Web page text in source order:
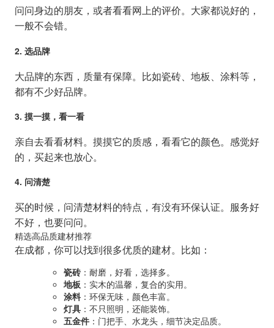
问问身边的朋友，或者看看网上的评价。大家都说好的，
一般不会错。
2. 选品牌
大品牌的东西，质量有保障。比如瓷砖、地板、涂料等，
都有不少好品牌。
3. 摸一摸，看一看
亲自去看看材料。摸摸它的质感，看看它的颜色。感觉好
的，买起来也放心。
4. 问清楚
买的时候，问清楚材料的特点，有没有环保认证。服务好
不好，也要问问。
精选高品质建材推荐
在成都，你可以找到很多优质的建材。比如：
瓷砖：耐磨，好看，选择多。
地板：实木的温馨，复合的实用。
涂料：环保无味，颜色丰富。
灯具：不只照明，还能装饰。
五金件：门把手、水龙头，细节决定品质。